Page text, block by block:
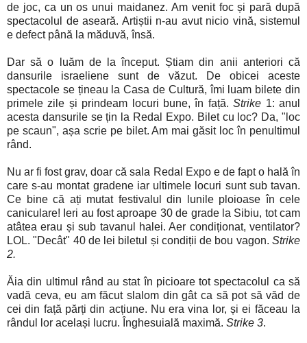
de joc, ca un os unui maidanez. Am venit foc și pară după
spectacolul de aseară. Artiștii n-au avut nicio vină, sistemul
e defect până la măduvă, însă.
Dar să o luăm de la început. Știam din anii anteriori că
dansurile israeliene sunt de văzut. De obicei aceste
spectacole se țineau la Casa de Cultură, îmi luam bilete din
primele zile și prindeam locuri bune, în față.Strike 1: anul
acesta dansurile se țin la Redal Expo. Bilet cu loc? Da, "loc
pe scaun", așa scrie pe bilet. Am mai găsit loc în penultimul
rând.
Nu ar fi fost grav, doar că sala Redal Expo e de fapt o hală în
care s-au montat gradene iar ultimele locuri sunt sub tavan.
Ce bine că ați mutat festivalul din lunile ploioase în cele
caniculare! Ieri au fost aproape 30 de grade la Sibiu, tot cam
atâtea erau și sub tavanul halei. Aer condiționat, ventilator?
LOL. "Decât" 40 de lei biletul și condiții de bou vagon. Strike
2.
Ăia din ultimul rând au stat în picioare tot spectacolul ca să
vadă ceva, eu am făcut slalom din gât ca să pot să văd de
cei din față părți din acțiune. Nu era vina lor, și ei făceau la
rândul lor același lucru. Înghesuială maximă. Strike 3.